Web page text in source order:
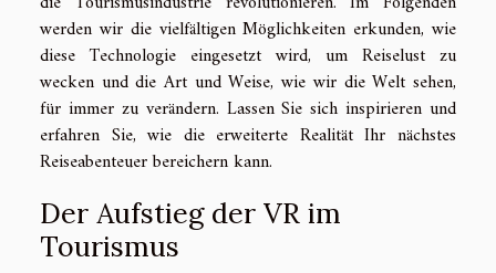
werden wir die vielfältigen Möglichkeiten erkunden, wie
diese Technologie eingesetzt wird, um Reiselust zu
wecken und die Art und Weise, wie wir die Welt sehen,
für immer zu verändern. Lassen Sie sich inspirieren und
erfahren Sie, wie die erweiterte Realität Ihr nächstes
Reiseabenteuer bereichern kann.
Der Aufstieg der VR im
Tourismus